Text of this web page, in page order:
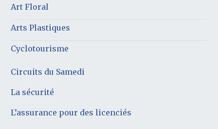
Art Floral
Arts Plastiques
Cyclotourisme
Circuits du Samedi
La sécurité
L’assurance pour des licenciés